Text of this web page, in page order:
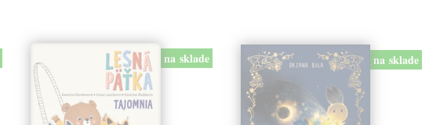
na sklade na sklade